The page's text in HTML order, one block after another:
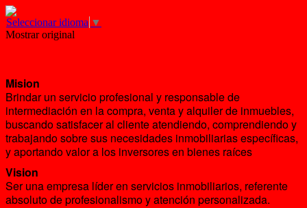
Seleccionar idioma ▼
Mostrar original
Mision
Brindar un servicio profesional y responsable de
intermediación en la compra, venta y alquiler de inmuebles,
buscando satisfacer al cliente atendiendo, comprendiendo y
trabajando sobre sus necesidades inmobiliarias específicas,
y aportando valor a los inversores en bienes raíces
Vision
Ser una empresa líder en servicios inmobiliarios, referente
absoluto de profesionalismo y atención personalizada.